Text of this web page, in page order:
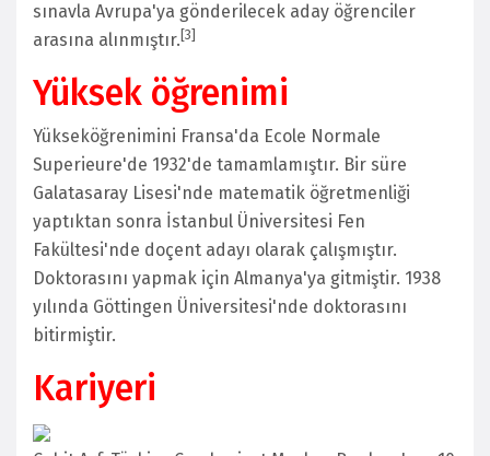
sınavla Avrupa'ya gönderilecek aday öğrenciler
arasına alınmıştır. 3
Yüksek öğrenimi
Yükseköğrenimini Fransa'da Ecole Normale
Superieure'de 1932'de tamamlamıştır. Bir süre
Galatasaray Lisesi'nde matematik öğretmenliği
yaptıktan sonra İstanbul Üniversitesi Fen
Fakültesi'nde doçent adayı olarak çalışmıştır.
Doktorasını yapmak için Almanya'ya gitmiştir. 1938
yılında Göttingen Üniversitesi'nde doktorasını
bitirmiştir.
Kariyeri